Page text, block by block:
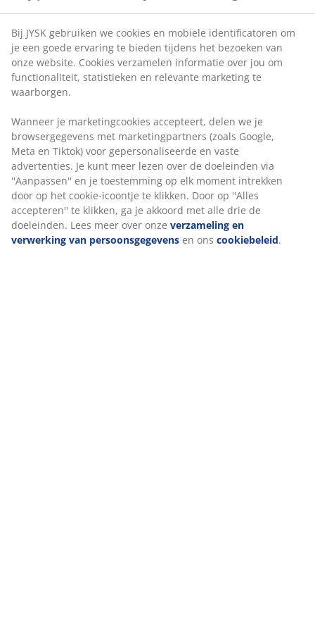
30 dagen prijsgarantie op alle artikelen
Flexibele bezorgopties
Snelle en gemakkelijke bezorgopties naar keuze
Luxe tuinkussen met duurzame, structuurgeweven
hoes. Voor standenstoel. 50x117x6 cm
Artikelnummer: 3725116
Specificaties
statistieken en relevante marketing te waarborgen.
Wanneer je marketingcookies accepteert, delen we je
browsergegevens met marketingpartners (zoals
Google, Meta en Tiktok) voor gepersonaliseerde en
vaste advertenties. Je kunt meer lezen over de
doeleinden via ''Aanpassen'' en je toestemming op elk
klikken. Door op ''Alles accepteren'' te klikken, ga je
akkoord met alle drie de doeleinden. Lees meer over
onze verzameling en verwerking van
persoonsgegevensen ons cookiebeleid.